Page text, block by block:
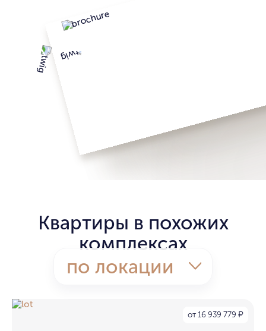
Квартиры в похожих
комплексах
по локации
от 16 939 779 ₽